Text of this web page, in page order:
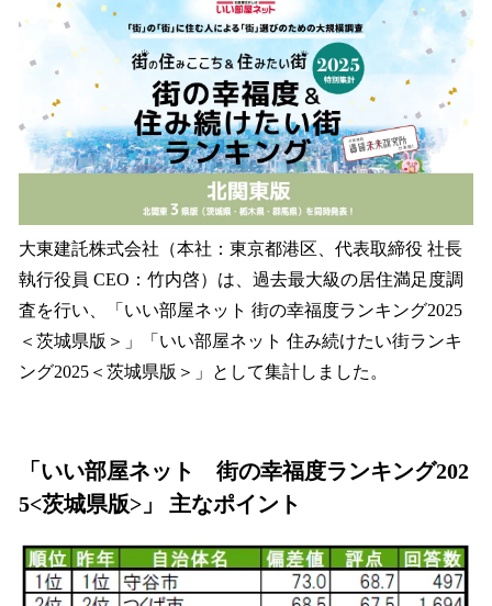
数
読
込
み
中
大東建託株式会社（本社：東京都港区、代表取締役 社長
執行役員 CEO：竹内啓）は、過去最大級の居住満足度調
査を行い、「いい部屋ネット 街の幸福度ランキング2025
＜茨城県版＞」「いい部屋ネット 住み続けたい街ランキ
ング2025＜茨城県版＞」として集計しました。
「いい部屋ネット 街の幸福度ランキング202
5<茨城県版>」 主なポイント